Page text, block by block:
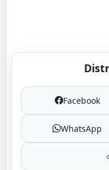
Facebook
WhatsApp